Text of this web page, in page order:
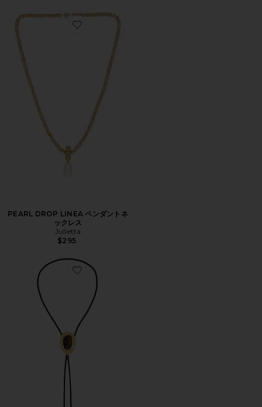
Favorite PEARL DROP LINEA ペンダントネックレス
PEARL DROP LINEA ペンダントネ
ックレス
Julietta
$295
Favorite DOLLY ラリエットネックレス